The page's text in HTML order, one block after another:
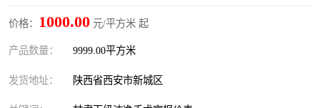
价格： 1000.00 元/平方米 起
产品数量： 9999.00平方米
发货地址： 陕西省西安市新城区